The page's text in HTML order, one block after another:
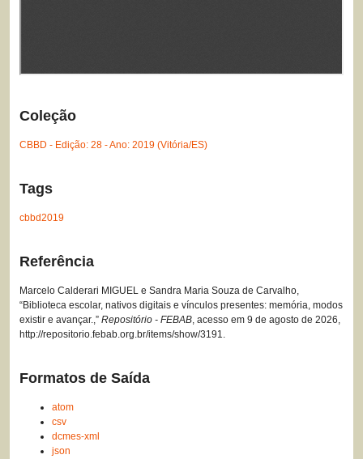
Coleção
CBBD - Edição: 28 - Ano: 2019 (Vitória/ES)
Tags
cbbd2019
Referência
Marcelo Calderari MIGUEL e Sandra Maria Souza de Carvalho,
“Biblioteca escolar, nativos digitais e vínculos presentes: memória, modos
existir e avançar.,” Repositório - FEBAB, acesso em 9 de agosto de 2026,
http://repositorio.febab.org.br/items/show/3191.
Formatos de Saída
atom
csv
dcmes-xml
json